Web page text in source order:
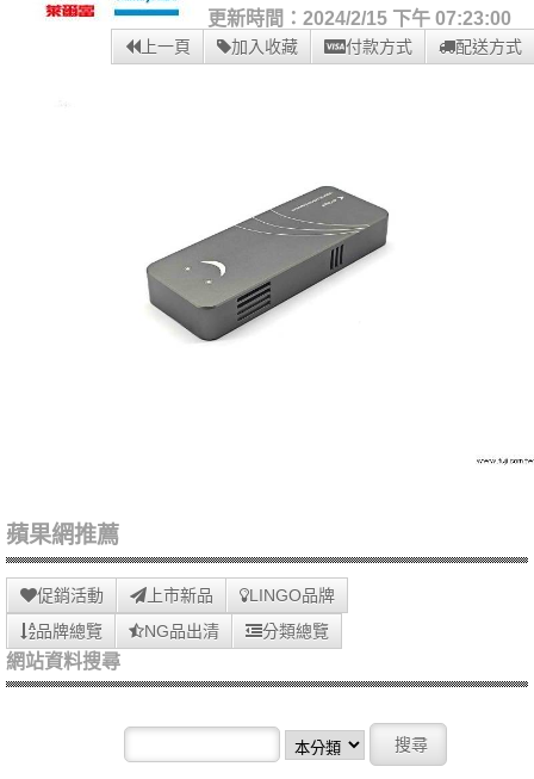
更新時間：2024/2/15 下午 07:23:00
上一頁 加入收藏 付款方式 配送方式
蘋果網推薦
促銷活動 上市新品
LINGO品牌
品牌總覽
NG品出清 分類總覽
網站資料搜尋